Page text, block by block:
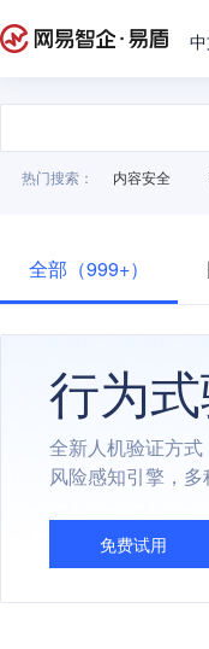
热门搜索： 内容安全
全部（999+）
行为
全新人机验证方
风险感知引擎，多
免费试用